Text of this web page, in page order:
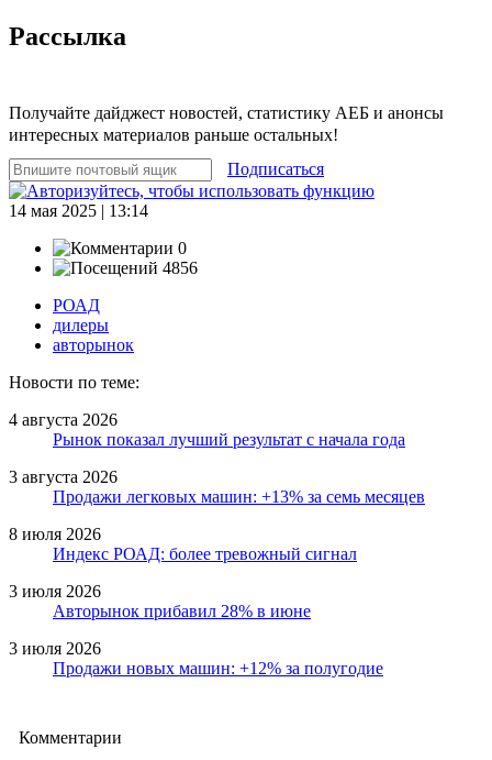
Рассылка
Получайте дайджест новостей, статистику АЕБ и анонсы
интересных материалов раньше остальных!
Подписаться
14 мая 2025 | 13:14
0
4856
РОАД
дилеры
авторынок
Новости по теме:
4 августа 2026
Рынок показал лучший результат с начала года
3 августа 2026
Продажи легковых машин: +13% за семь месяцев
8 июля 2026
Индекс РОАД: более тревожный сигнал
3 июля 2026
Авторынок прибавил 28% в июне
3 июля 2026
Продажи новых машин: +12% за полугодие
Комментарии